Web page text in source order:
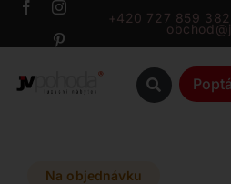
Přeskočit
+420 727 859 382
Na objednávku